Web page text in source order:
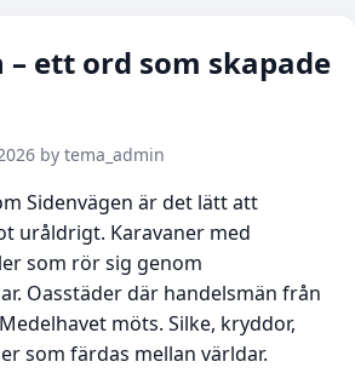
– ett ord som skapade
by tema_admin
Sidenvägen är det lätt att
uråldrigt. Karavaner med
som rör sig genom
Oasstäder där handelsmän från
möts. Silke, kryddor,
som färdas mellan världar.